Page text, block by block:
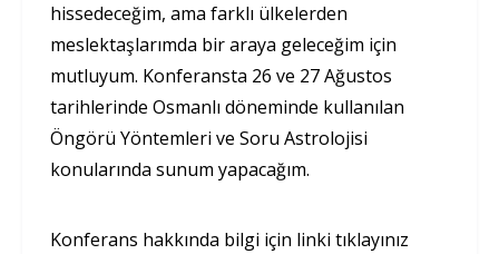
hissedeceğim, ama farklı ülkelerden
meslektaşlarımda bir araya geleceğim için
mutluyum. Konferansta 26 ve 27 Ağustos
tarihlerinde Osmanlı döneminde kullanılan
Öngörü Yöntemleri ve Soru Astrolojisi
konularında sunum yapacağım.
Konferans hakkında bilgi için linki tıklayınız